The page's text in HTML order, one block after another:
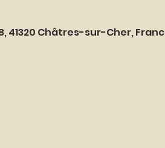
41320 Châtres-sur-Cher,